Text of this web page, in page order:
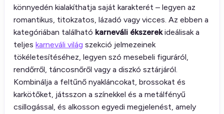
könnyedén kialakíthatja saját karakterét – legyen az
romantikus, titokzatos, lázadó vagy vicces. Az ebben a
kategóriában található karneváli ékszerekideálisak a
teljes karneváli világ szekció jelmezeinek
tökéletesítéséhez, legyen szó mesebeli figuráról,
rendőrről, táncosnőről vagy a diszkó sztárjáról.
Kombinálja a feltűnő nyakláncokat, brossokat és
karkötőket, játsszon a színekkel és a metálfényű
csillogással, és alkosson egyedi megjelenést, amely